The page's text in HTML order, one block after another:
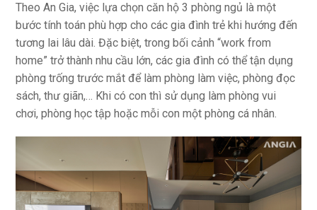
Theo An Gia, việc lựa chọn căn hộ 3 phòng ngủ là một
bước tính toán phù hợp cho các gia đình trẻ khi hướng đến
tương lai lâu dài. Đặc biệt, trong bối cảnh “work from
home” trở thành nhu cầu lớn, các gia đình có thể tận dụng
phòng trống trước mắt để làm phòng làm việc, phòng đọc
sách, thư giãn,… Khi có con thì sử dụng làm phòng vui
chơi, phòng học tập hoặc mỗi con một phòng cá nhân.